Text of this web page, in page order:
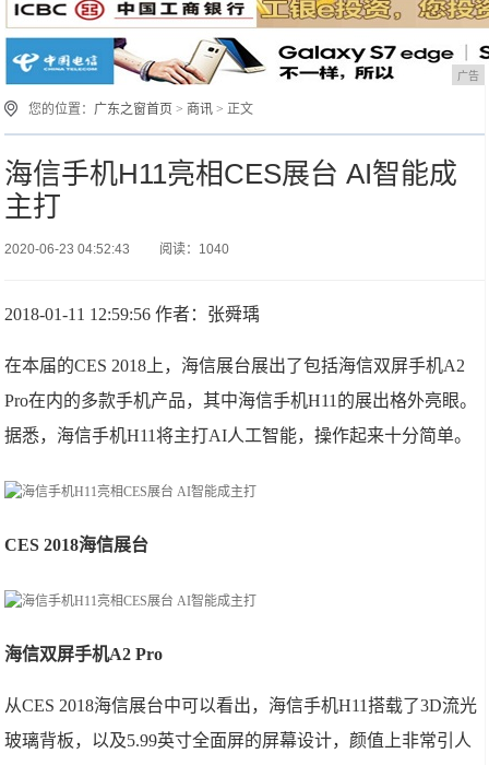
广告
您的位置： 广东之窗首页 > 商讯 > 正文
海信手机H11亮相CES展台 AI智能成
主打
2020-06-23 04:52:43 阅读：1040
2018-01-11 12:59:56 作者：张舜瑀
在本届的CES 2018上，海信展台展出了包括海信双屏手机A2
Pro在内的多款手机产品，其中海信手机H11的展出格外亮眼。
据悉，海信手机H11将主打AI人工智能，操作起来十分简单。
CES 2018海信展台
海信双屏手机A2 Pro
从CES 2018海信展台中可以看出，海信手机H11搭载了3D流光
玻璃背板，以及5.99英寸全面屏的屏幕设计，颜值上非常引人